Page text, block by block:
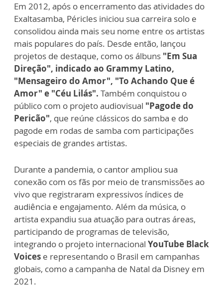
Em 2012, após o encerramento das atividades do
Exaltasamba, Péricles iniciou sua carreira solo e
consolidou ainda mais seu nome entre os artistas
mais populares do país. Desde então, lançou
projetos de destaque, como os álbuns "Em Sua
Direção", indicado ao Grammy Latino,
"Mensageiro do Amor", "To Achando Que é
Amor" e "Céu Lilás". Também conquistou o
público com o projeto audiovisual "Pagode do
Pericão", que reúne clássicos do samba e do
pagode em rodas de samba com participações
especiais de grandes artistas.
Durante a pandemia, o cantor ampliou sua
conexão com os fãs por meio de transmissões ao
vivo que registraram expressivos índices de
audiência e engajamento. Além da música, o
artista expandiu sua atuação para outras áreas,
participando de programas de televisão,
integrando o projeto internacional YouTube Black
Voices e representando o Brasil em campanhas
globais, como a campanha de Natal da Disney em
2021.